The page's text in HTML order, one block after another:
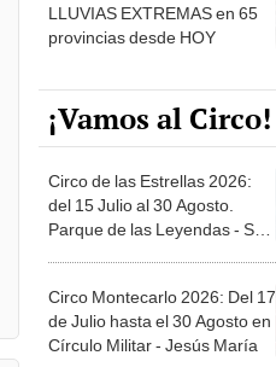
LLUVIAS EXTREMAS en 65
provincias desde HOY
¡Vamos al Circo!
Circo de las Estrellas 2026:
del 15 Julio al 30 Agosto.
Parque de las Leyendas - San
Circo Montecarlo 2026: Del 17
de Julio hasta el 30 Agosto en
Círculo Militar - Jesús María